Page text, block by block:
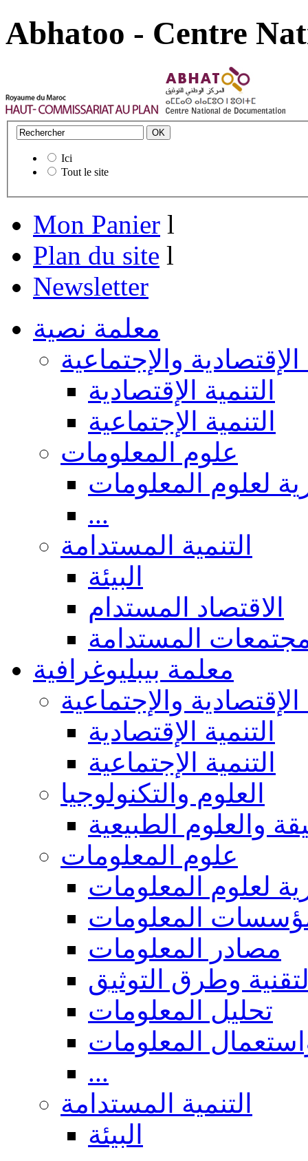
Abhatoo - Centre
Ici
Tout le site
Mon Panier l
Plan du site l
Newsletter
معلمة نصية
الإقتصادية والإجتماعية
التنمية الإقتصادية
التنمية الإجتماعية
علوم المعلومات
لعلوم المعلومات
...
التنمية المستدامة
البيئة
الاقتصاد المستدام
المستدامة
معلمة بيبليوغرافية
الإقتصادية والإجتماعية
التنمية الإقتصادية
التنمية الإجتماعية
العلوم والتكنولوجيا
والعلوم الطبيعية
علوم المعلومات
لعلوم المعلومات
المعلومات
مصادر المعلومات
وطرق التوثيق
تحليل المعلومات
المعلومات
...
التنمية المستدامة
البيئة